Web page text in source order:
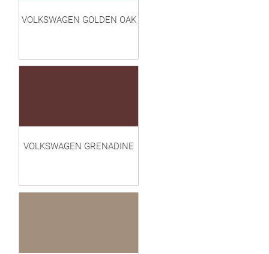
VOLKSWAGEN GOLDEN OAK
VOLKSWAGEN GRENADINE